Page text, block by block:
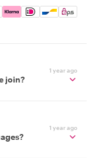
Pay, Google
1 year ago
join?
1 year ago